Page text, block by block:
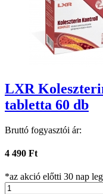
LXR
tabletta 60 db
Bruttó fogyasztói ár:
4 490 Ft
*az akció előtti 30 nap